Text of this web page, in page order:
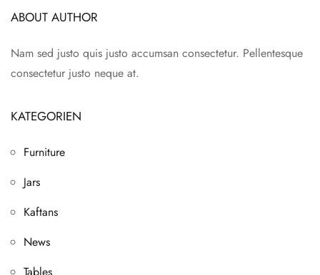
ABOUT AUTHOR
Nam sed justo quis justo accumsan consectetur. Pellentesque
consectetur justo neque at.
KATEGORIEN
Furniture
Jars
Kaftans
News
Tables